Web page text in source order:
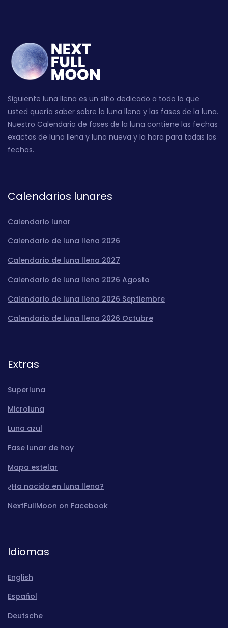
Siguiente luna llena es un sitio dedicado a todo lo que
usted quería saber sobre la luna llena y las fases de la luna.
Nuestro Calendario de fases de la luna contiene las fechas
exactas de luna llena y luna nueva y la hora para todas las
fechas.
Calendarios lunares
Calendario lunar
Calendario de luna llena 2026
Calendario de luna llena 2027
Calendario de luna llena 2026 Agosto
Calendario de luna llena 2026 Septiembre
Calendario de luna llena 2026 Octubre
Extras
Superluna
Microluna
Luna azul
Fase lunar de hoy
Mapa estelar
¿Ha nacido en luna llena?
NextFullMoon on Facebook
Idiomas
English
Español
Deutsche